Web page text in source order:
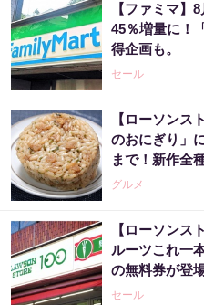
【ファミマ】
45％増量に！
得企画も。
セール
【ローソンス
のおにぎり」
まで！新作全
グルメ
【ローソンス
ルーツこれ一
の無料券が登
どのお得企画
セール